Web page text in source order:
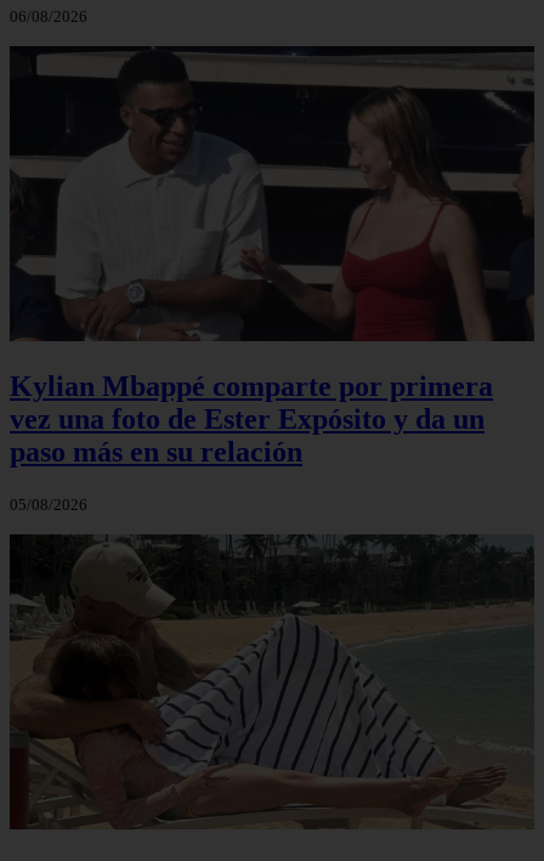
06/08/2026
Kylian Mbappé comparte por primera
vez una foto de Ester Expósito y da un
paso más en su relación
05/08/2026